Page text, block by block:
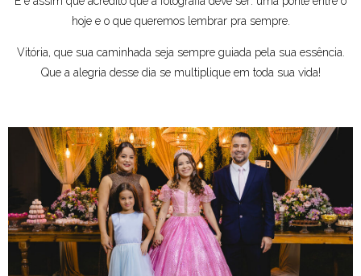
hoje e o que queremos lembrar pra sempre.
Vitória, que sua caminhada seja sempre guiada pela sua essência.
Que a alegria desse dia se multiplique em toda sua vida!